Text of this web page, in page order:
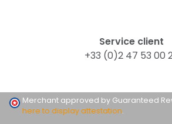
Service client
+33 (0)2 47 53 00
Merchant approved by Guaranteed
here to display attestation.